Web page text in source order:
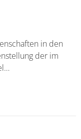
in den
der im